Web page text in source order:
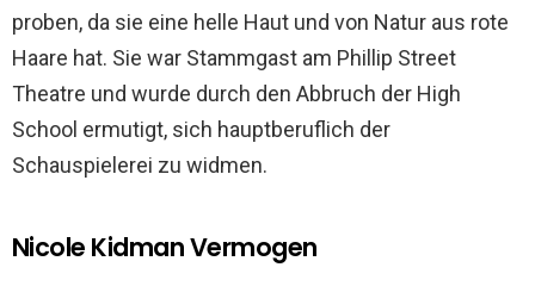
proben, da sie eine helle Haut und von Natur aus rote
Haare hat. Sie war Stammgast am Phillip Street
Theatre und wurde durch den Abbruch der High
School ermutigt, sich hauptberuflich der
Schauspielerei zu widmen.
Nicole Kidman Vermogen